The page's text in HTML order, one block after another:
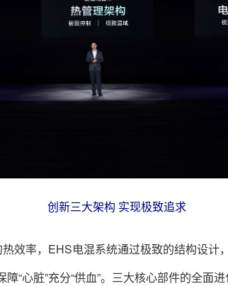
创新三大架构 实现极致追求
效率，EHS电混系统通过极致的结构设
心脏”充分“供血”。三大核心部件的全面